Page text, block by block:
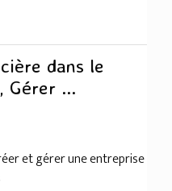
dans le
Gérer ...
et gérer une entreprise